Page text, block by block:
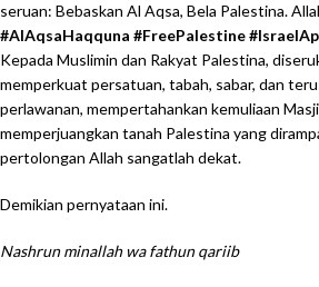
seruan: Bebaskan Al Aqsa, Bela Palestina.
#AlAqsaHaqquna #FreePalestine
Kepada Muslimin dan Rakyat Palestina,
memperkuat persatuan, tabah, sabar, dan
perlawanan, mempertahankan kemuliaan
memperjuangkan tanah Palestina yang
pertolongan Allah sangatlah dekat.
Demikian pernyataan ini.
Nashrun minallah wa fathun qariib